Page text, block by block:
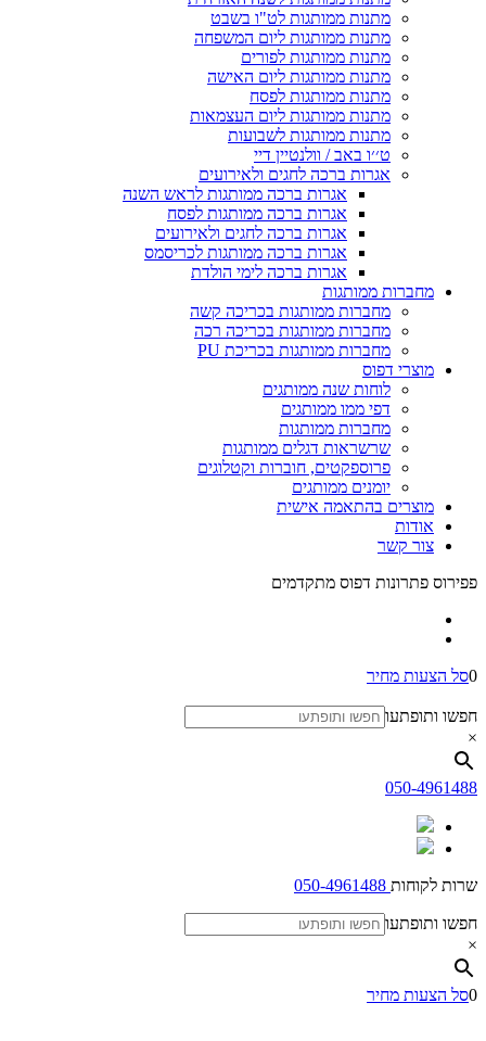
מתנות ממותגות לט"ו בשבט
מתנות ממותגות ליום המשפחה
מתנות ממותגות לפורים
מתנות ממותגות ליום האישה
מתנות ממותגות לפסח
מתנות ממותגות ליום העצמאות
מתנות ממותגות לשבועות
ט׳׳ו באב / וולנטיין דיי
אגרות ברכה לחגים ולאירועים
אגרות ברכה ממותגות לראש השנה
אגרות ברכה ממותגות לפסח
אגרות ברכה לחגים ולאירועים
אגרות ברכה ממותגות לכריסמס
אגרות ברכה לימי הולדת
מחברות ממותגות
מחברות ממותגות בכריכה קשה
מחברות ממותגות בכריכה רכה
מחברות ממותגות בכריכת PU
מוצרי דפוס
לוחות שנה ממותגים
דפי ממו ממותגים
מחברות ממותגות
שרשראות דגלים ממותגות
פרוספקטים, חוברות וקטלוגים
יומנים ממותגים
מוצרים בהתאמה אישית
אודות
צור קשר
פפירוס פתרונות דפוס מתקדמים
0סל הצעות מחיר
חפשו ותופתעו
×
050-4961488
שרות לקוחות
חפשו ותופתעו
×
0סל הצעות מחיר